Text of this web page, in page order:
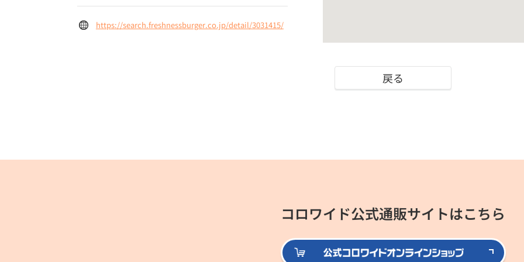
https://search.freshnessburger.co.jp/detail/3031415/
戻る
コロワイド公式通販サイトはこちら
公式